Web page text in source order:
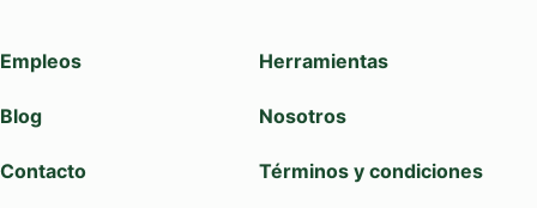
Empleos Herramientas
Blog Nosotros
Contacto Términos y condiciones